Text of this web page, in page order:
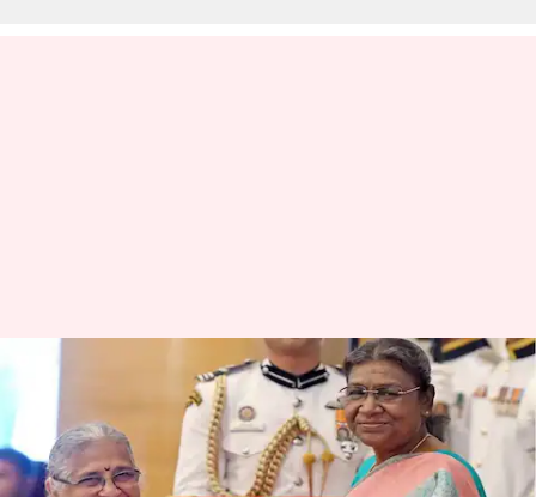
ராஜ்யசபாவுக்கு
பரிந்துரைக்கப்பட்ட சுதா
மூர்த்தி: பிரதமர் மோடி
அறிவிப்பு